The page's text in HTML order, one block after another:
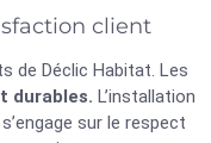
client
de Déclic Habitat. Les
durables. L’installation
sur le respect